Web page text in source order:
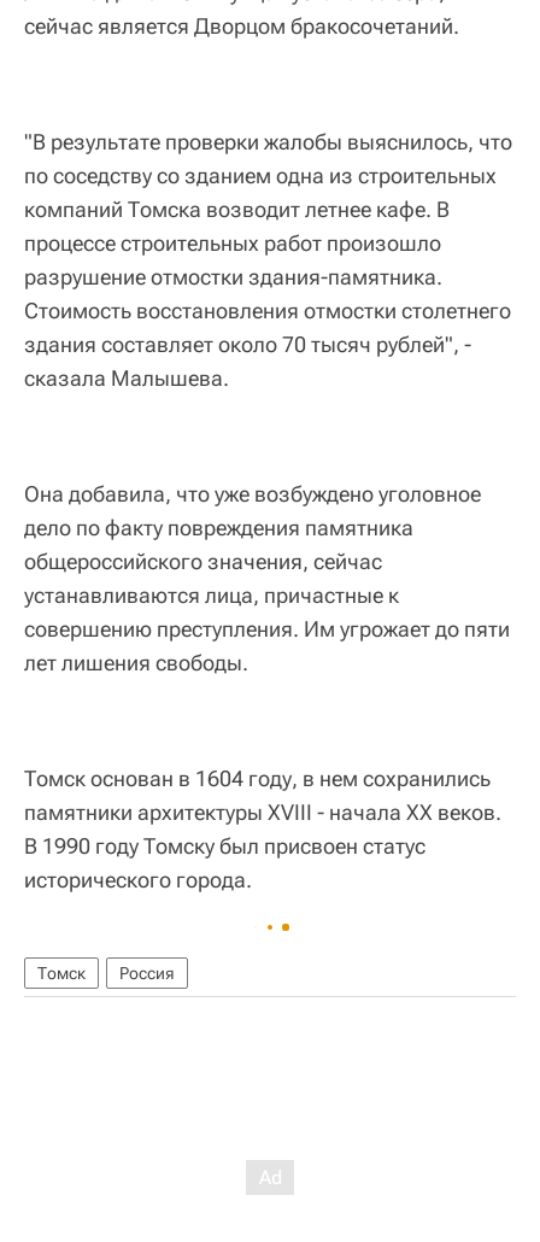
сейчас является Дворцом бракосочетаний.
"В результате проверки жалобы выяснилось, что
по соседству со зданием одна из строительных
компаний Томска возводит летнее кафе. В
процессе строительных работ произошло
разрушение отмостки здания-памятника.
Стоимость восстановления отмостки столетнего
здания составляет около 70 тысяч рублей", -
сказала Малышева.
Она добавила, что уже возбуждено уголовное
дело по факту повреждения памятника
общероссийского значения, сейчас
устанавливаются лица, причастные к
совершению преступления. Им угрожает до пяти
лет лишения свободы.
Томск основан в 1604 году, в нем сохранились
памятники архитектуры XVIII - начала XX веков.
В 1990 году Томску был присвоен статус
исторического города.
Томск Россия